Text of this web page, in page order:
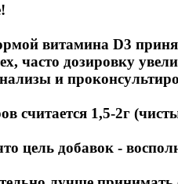
витамина D3
часто дозировку
и
считается 1,5-2г
цель добавок -